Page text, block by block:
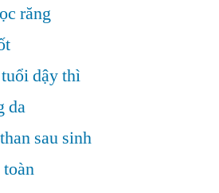
răng
dậy thì
da
sau sinh